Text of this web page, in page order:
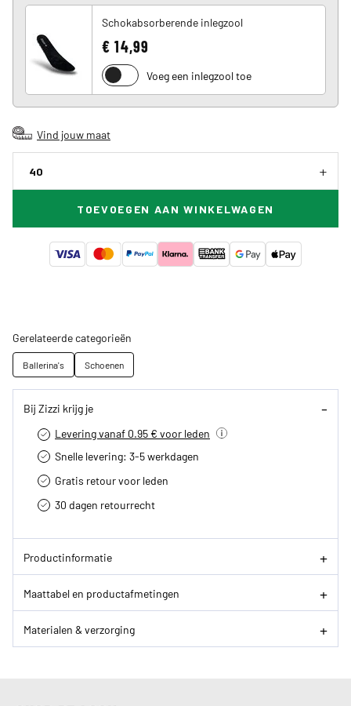
Schokabsorberende inlegzool
€ 14,99
Voeg een inlegzool toe
Vind jouw maat
40
TOEVOEGEN AAN WINKELWAGEN
Gerelateerde categorieën
Ballerina's Schoenen
Bij Zizzi krijg je
Levering vanaf 0.95 € voor leden
Snelle levering: 3-5 werkdagen
Gratis retour voor leden
30 dagen retourrecht­
Productinformatie
Maattabel en productafmetingen
Materialen & verzorging